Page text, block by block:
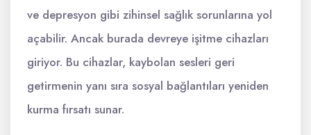
ve depresyon gibi zihinsel sağlık sorunlarına yol
açabilir. Ancak burada devreye işitme cihazları
giriyor. Bu cihazlar, kaybolan sesleri geri
getirmenin yanı sıra sosyal bağlantıları yeniden
kurma fırsatı sunar.